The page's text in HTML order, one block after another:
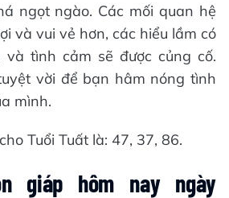
ngọt ngào. Các mối quan hệ
và vui vẻ hơn, các hiểu lầm có
tình cảm sẽ được củng cố.
vời để bạn hâm nóng tình
mình.
Tuổi Tuất là: 47, 37, 86.
giáp hôm nay ngày